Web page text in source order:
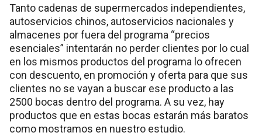
Tanto cadenas de supermercados independientes,
autoservicios chinos, autoservicios nacionales y
almacenes por fuera del programa “precios
esenciales” intentarán no perder clientes por lo cual
en los mismos productos del programa lo ofrecen
con descuento, en promoción y oferta para que sus
clientes no se vayan a buscar ese producto a las
2500 bocas dentro del programa. A su vez, hay
productos que en estas bocas estarán más baratos
como mostramos en nuestro estudio.